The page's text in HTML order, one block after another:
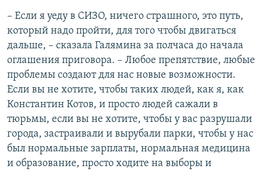
– Если я уеду в СИЗО, ничего страшного, это путь,
который надо пройти, для того чтобы двигаться
дальше, – сказала Галямина за полчаса до начала
оглашения приговора. – Любое препятствие, любые
проблемы создают для нас новые возможности.
Если вы не хотите, чтобы таких людей, как я, как
Константин Котов, и просто людей сажали в
тюрьмы, если вы не хотите, чтобы у вас разрушали
города, застраивали и вырубали парки, чтобы у нас
был нормальные зарплаты, нормальная медицина
и образование, просто ходите на выборы и